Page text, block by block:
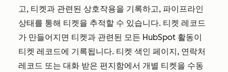
고, 티켓과 관련된 상호작용을 기록하고, 파이프라인
상태를 통해 티켓을 추적할 수 있습니다. 티켓 레코드
가 만들어지면 티켓과 관련된 모든 HubSpot 활동이
티켓 레코드에 기록됩니다. 티켓 색인 페이지, 연락처
레코드 또는 대화 받은 편지함에서 개별 티켓을 수동